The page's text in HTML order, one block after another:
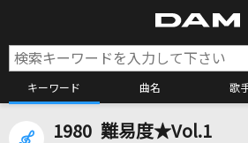
キーワード 曲名 歌
カラオケ検索
1980 難易度★Vol.1